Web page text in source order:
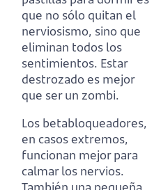
que no sólo quitan el
nerviosismo, sino que
eliminan todos los
sentimientos. Estar
destrozado es mejor
que ser un zombi.
Los betabloqueadores,
en casos extremos,
funcionan mejor para
calmar los nervios.